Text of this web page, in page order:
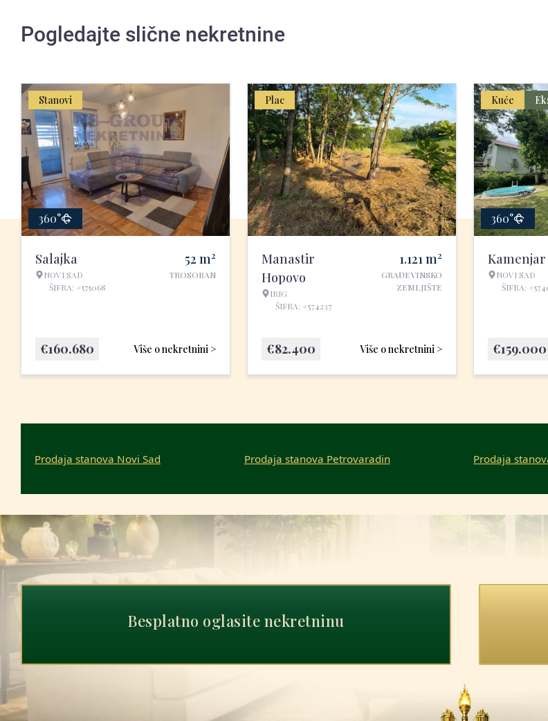
Pogledajte slične nekretnine
Stanovi
360°
Salajka
NOVI SAD
ŠIFRA: #575068
52 m2
TROSOBAN
Više o nekretnini >
€160.680
Plac
Manastir
Hopovo
IRIG
ŠIFRA: #574237
1.121m2
GRAĐEVINSKO
ZEMLJIŠTE
Više o nekretnini >
€82.400
Kuće
360°
Kamenjar
NOVI SAD
ŠIFRA:
€159.000
Prodaja stanova Novi Sad Prodaja stanova Petrovaradin Prodaja
Besplatno oglasite nekretninu